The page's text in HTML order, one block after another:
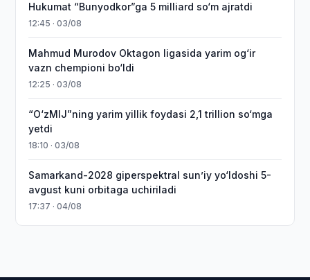
Hukumat “Bunyodkor”ga 5 milliard so‘m ajratdi
12:45 · 03/08
Mahmud Murodov Oktagon ligasida yarim og‘ir
vazn chempioni bo‘ldi
12:25 · 03/08
“O‘zMIJ”ning yarim yillik foydasi 2,1 trillion so‘mga
yetdi
18:10 · 03/08
Samarkand-2028 giperspektral sun’iy yo‘ldoshi 5-
avgust kuni orbitaga uchiriladi
17:37 · 04/08